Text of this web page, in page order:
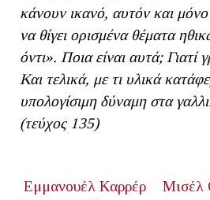
κάνουν ικανό, αυτόν και
να θίγει ορισμένα θέματα
όντι». Ποια είναι αυτά; Γιατί
Και τελικά, με τι υλικά
υπολογίσιμη δύναμη στα
(τεύχος 135)
Εμμανουέλ Καρρέρ
Μισέλ